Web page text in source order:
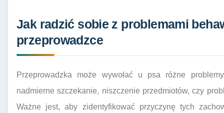
Jak radzić sobie z problemami
przeprowadzce
Przeprowadzka może wywołać u psa różne
nadmierne szczekanie, niszczenie przedmiotów, czy
Ważne jest, aby zidentyfikować przyczynę tych